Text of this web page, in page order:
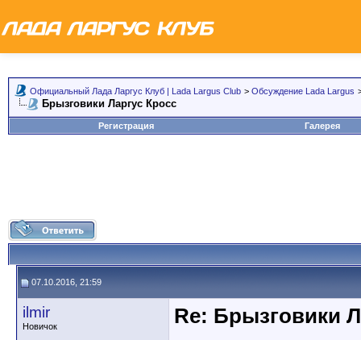
Официальный Лада Ларгус Клуб | Lada Largus Club > Обсуждение Lada Largus
Брызговики Ларгус Кросс
Регистрация Галерея
07.10.2016, 21:59
ilmir
Новичок
Re: Брызговики